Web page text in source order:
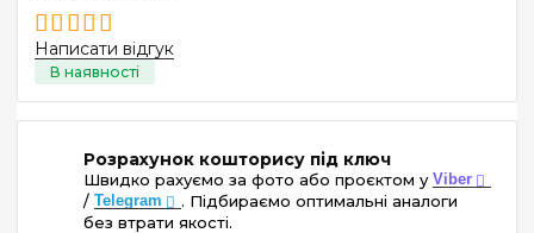
Написати відгук
Розрахунок кошторису під ключ
Швидко рахуємо за фото або проєктом у Viber
/ Telegram
. Підбираємо оптимальні аналоги
без втрати якості.